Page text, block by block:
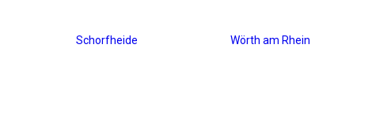
Schorfheide Wörth am Rhein